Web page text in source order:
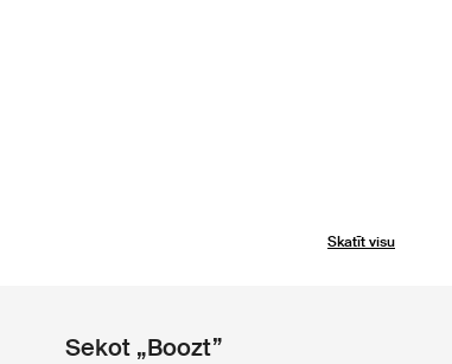
Skatīt visu
Sekot „Boozt”